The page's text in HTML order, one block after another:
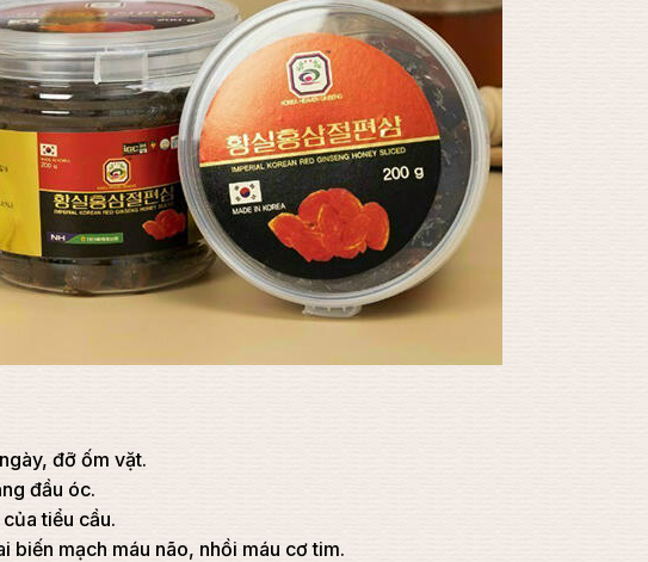
đỡ ốm vặt.
đầu óc.
tiểu cầu.
biến mạch máu não, nhồi máu cơ tim.